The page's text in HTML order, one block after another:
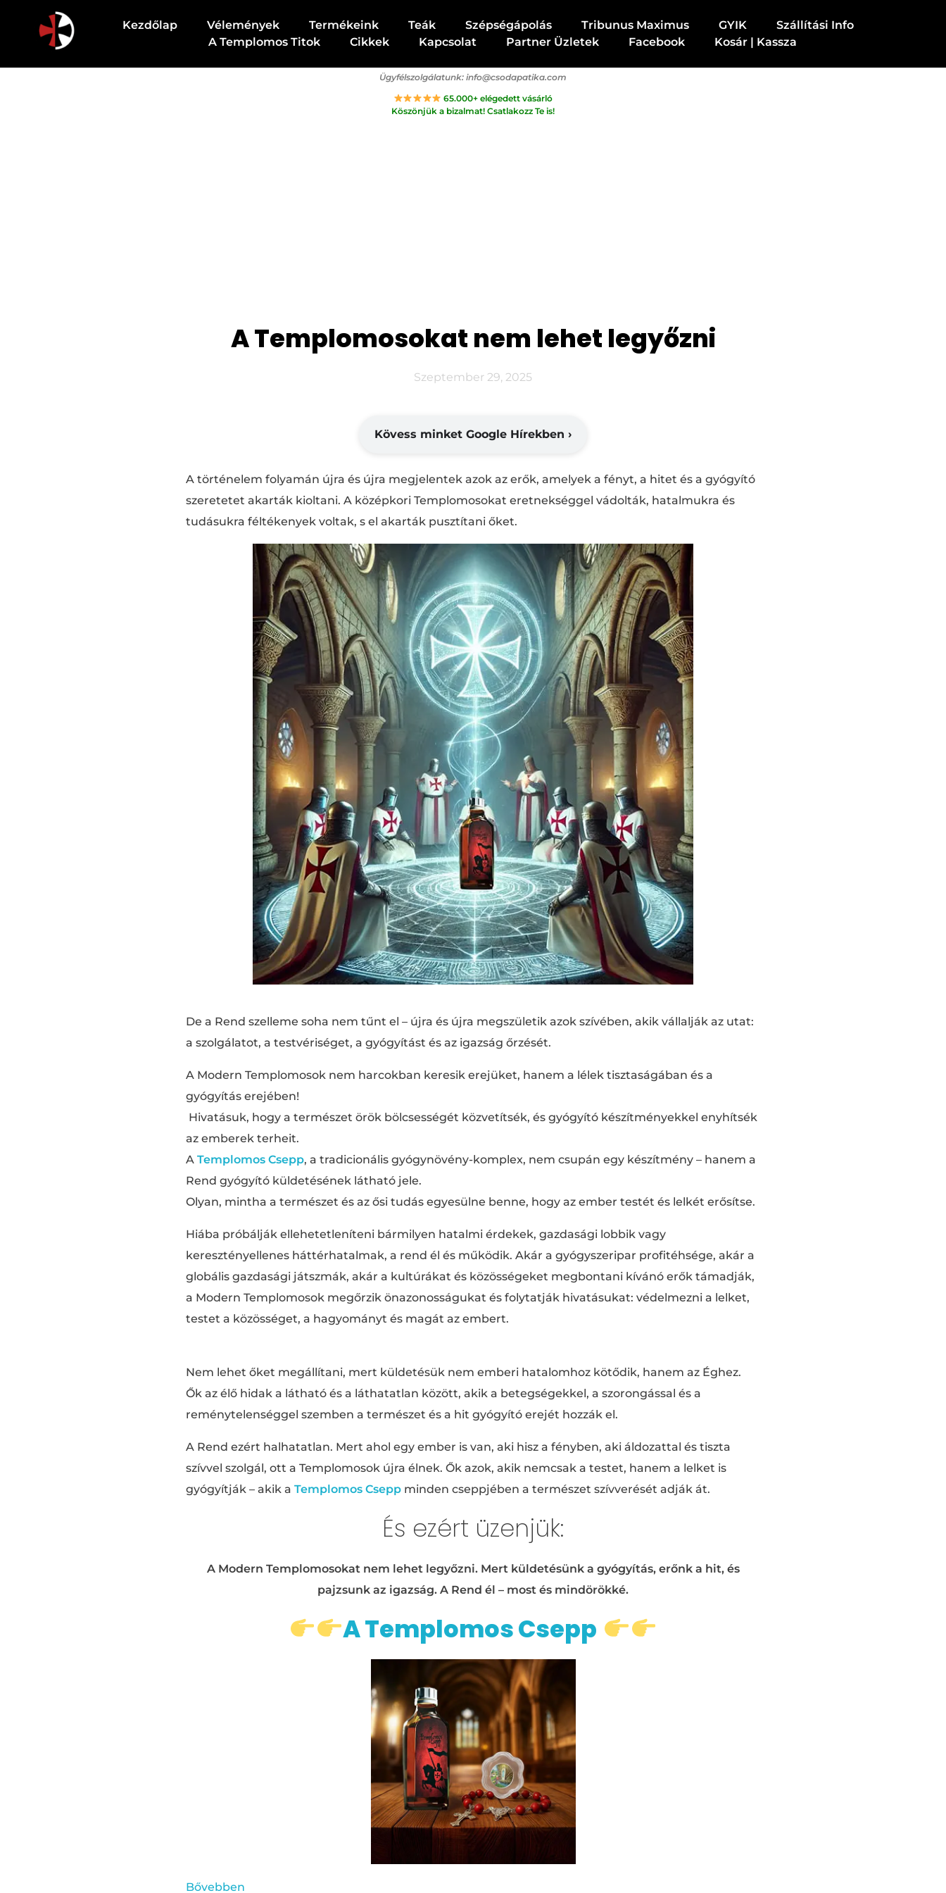
Csodapatika
Természet gyógyereje.
Kezdőlap Vélemények Termékeink Teák Szépségápolás Tribunus Maximus GYIK
Szállítási Info
A Templomos Titok
Cikkek Kapcsolat Partner Üzletek Facebook Kosár | Kassza
Ügyfélszolgálatunk: info@csodapatika.com
65.000+ elégedett vásárló
Köszönjük a bizalmat! Csatlakozz Te is!
A Templomosokat nem lehet legyőzni
Szeptember 29, 2025
Kövess minket Google Hírekben ›
A történelem folyamán újra és újra megjelentek azok az erők, amelyek a fényt, a hitet és a gyógyító
szeretetet akarták kioltani. A középkori Templomosokat eretnekséggel vádolták, hatalmukra és
tudásukra féltékenyek voltak, s el akarták pusztítani őket.
De a Rend szelleme soha nem tűnt el – újra és újra megszületik azok szívében, akik vállalják az utat:
a szolgálatot, a testvériséget, a gyógyítást és az igazság őrzését.
A Modern Templomosok nem harcokban keresik erejüket, hanem a lélek tisztaságában és a
gyógyítás erejében!
Hivatásuk, hogy a természet örök bölcsességét közvetítsék, és gyógyító készítményekkel enyhítsék
az emberek terheit.
ATemplomos Csepp, a tradicionális gyógynövény-komplex, nem csupán egy készítmény – hanem a
Rend gyógyító küldetésének látható jele.
Olyan, mintha a természet és az ősi tudás egyesülne benne, hogy az ember testét és lelkét erősítse.
Hiába próbálják ellehetetleníteni bármilyen hatalmi érdekek, gazdasági lobbik vagy
keresztényellenes háttérhatalmak, a rend él és működik. Akár a gyógyszeripar profitéhsége, akár a
globális gazdasági játszmák, akár a kultúrákat és közösségeket megbontani kívánó erők támadják,
a Modern Templomosok megőrzik önazonosságukat és folytatják hivatásukat: védelmezni a lelket,
testet a közösséget, a hagyományt és magát az embert.
Nem lehet őket megállítani, mert küldetésük nem emberi hatalomhoz kötődik, hanem az Éghez.
Ők az élő hidak a látható és a láthatatlan között, akik a betegségekkel, a szorongással és a
reménytelenséggel szemben a természet és a hit gyógyító erejét hozzák el.
A Rend ezért halhatatlan. Mert ahol egy ember is van, aki hisz a fényben, aki áldozattal és tiszta
szívvel szolgál, ott a Templomosok újra élnek. Ők azok, akik nemcsak a testet, hanem a lelket is
gyógyítják – akik aTemplomos Csepp minden cseppjében a természet szívverését adják át.
És ezért üzenjük:
A Modern Templomosokat nem lehet legyőzni. Mert küldetésünk a gyógyítás, erőnk a hit, és
pajzsunk az igazság. A Rend él – most és mindörökké.
A Templomos Csepp
Bővebben